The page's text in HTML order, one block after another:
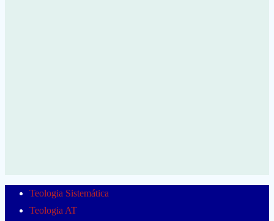
Teologia Sistemática
Teologia AT